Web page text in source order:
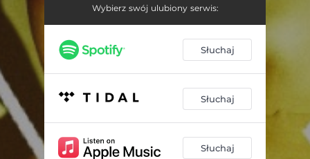
Wybierz swój ulubiony serwis:
Słuchaj
Słuchaj
Słuchaj